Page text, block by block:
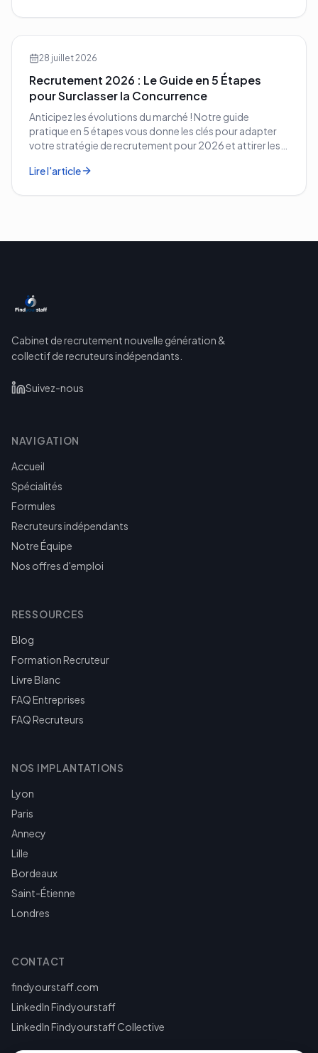
28 juillet 2026
Recrutement 2026 : Le Guide en 5 Étapes
pour Surclasser la Concurrence
Anticipez les évolutions du marché ! Notre guide
pratique en 5 étapes vous donne les clés pour adapter
votre stratégie de recrutement pour 2026 et attirer les
Lire l'article
Cabinet de recrutement nouvelle génération &
collectif de recruteurs indépendants.
Suivez-nous
NAVIGATION
Accueil
Spécialités
Formules
Recruteurs indépendants
Notre Équipe
Nos offres d'emploi
RESSOURCES
Blog
Formation Recruteur
Livre Blanc
FAQ Entreprises
FAQ Recruteurs
NOS IMPLANTATIONS
Lyon
Paris
Annecy
Lille
Bordeaux
Saint-Étienne
Londres
CONTACT
findyourstaff.com
LinkedIn Findyourstaff
LinkedIn Findyourstaff Collective